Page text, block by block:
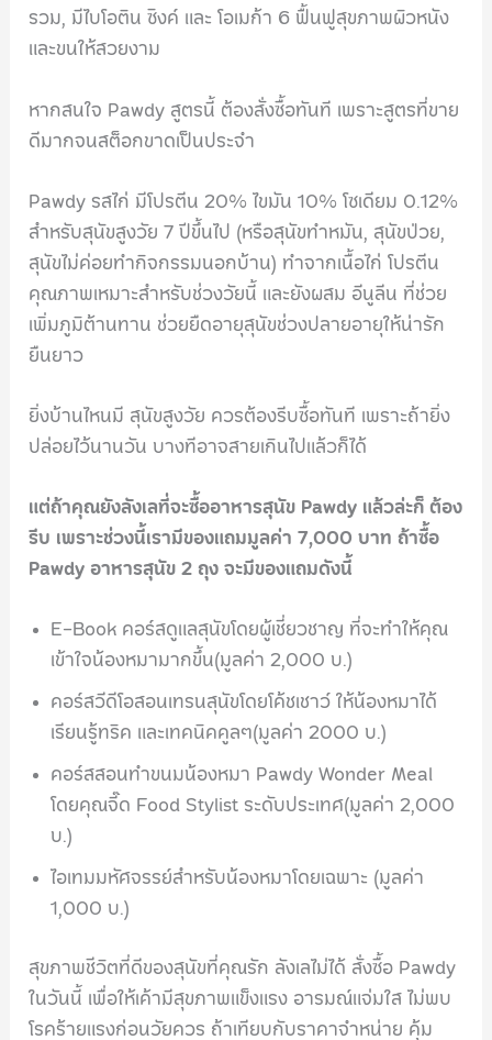
รวม, มีไบโอติน ซิงค์ และ โอเมก้า 6 ฟื้นฟูสุขภาพผิวหนัง
และขนให้สวยงาม
หากสนใจ Pawdy สูตรนี้ ต้องสั่งซื้อทันที เพราะสูตรที่ขาย
ดีมากจนสต็อกขาดเป็นประจำ
Pawdy รสไก่ มีโปรตีน 20% ไขมัน 10% โซเดียม 0.12%
สำหรับสุนัขสูงวัย 7 ปีขึ้นไป (หรือสุนัขทำหมัน, สุนัขป่วย,
สุนัขไม่ค่อยทำกิจกรรมนอกบ้าน) ทำจากเนื้อไก่ โปรตีน
คุณภาพเหมาะสำหรับช่วงวัยนี้ และยังผสม อีนูลีน ที่ช่วย
เพิ่มภูมิต้านทาน ช่วยยืดอายุสุนัขช่วงปลายอายุให้น่ารัก
ยืนยาว
ยิ่งบ้านไหนมี สุนัขสูงวัย ควรต้องรีบซื้อทันที เพราะถ้ายิ่ง
ปล่อยไว้นานวัน บางทีอาจสายเกินไปแล้วก็ได้
แต่ถ้าคุณยังลังเลที่จะซื้ออาหารสุนัข Pawdy แล้วล่ะก็ ต้อง
รีบ เพราะช่วงนี้เรามีของแถมมูลค่า 7,000 บาท ถ้าซื้อ
Pawdy อาหารสุนัข 2 ถุง จะมีของแถมดังนี้
E-Book คอร์สดูแลสุนัขโดยผู้เชี่ยวชาญ ที่จะทำให้คุณ
เข้าใจน้องหมามากขึ้น(มูลค่า 2,000 บ.)
คอร์สวีดีโอสอนเทรนสุนัขโดยโค้ชเชาว์ ให้น้องหมาได้
เรียนรู้ทริค และเทคนิคคูลๆ(มูลค่า 2000 บ.)
คอร์สสอนทำขนมน้องหมา Pawdy Wonder Meal
โดยคุณจี๊ด Food Stylist ระดับประเทศ(มูลค่า 2,000
บ.)
ไอเทมมหัศจรรย์สำหรับน้องหมาโดยเฉพาะ (มูลค่า
1,000 บ.)
สุขภาพชีวิตที่ดีของสุนัขที่คุณรัก ลังเลไม่ได้ สั่งซื้อ Pawdy
ในวันนี้ เพื่อให้เค้ามีสุขภาพแข็งแรง อารมณ์แจ่มใส ไม่พบ
โรคร้ายแรงก่อนวัยควร ถ้าเทียบกับราคาจำหน่าย คุ้ม